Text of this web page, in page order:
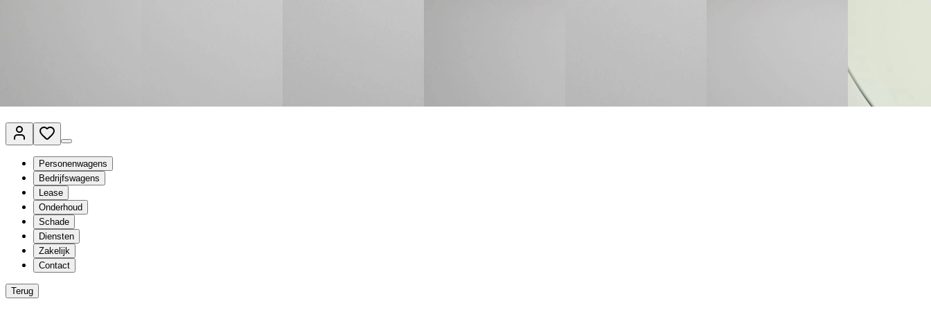
Personenwagens
Bedrijfswagens
Lease
Onderhoud
Schade
Diensten
Zakelijk
Contact
Terug